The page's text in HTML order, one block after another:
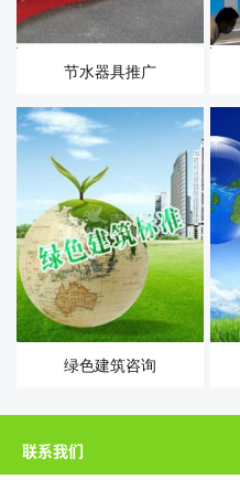
节水器具推广
绿色建筑咨询
联系我们